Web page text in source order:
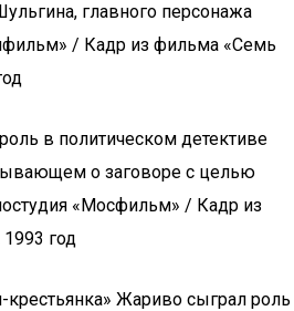
главного персонажа
/ Кадр из фильма «Семь
в политическом детективе
о заговоре с целью
«Мосфильм» / Кадр из
год
Жариво сыграл роль